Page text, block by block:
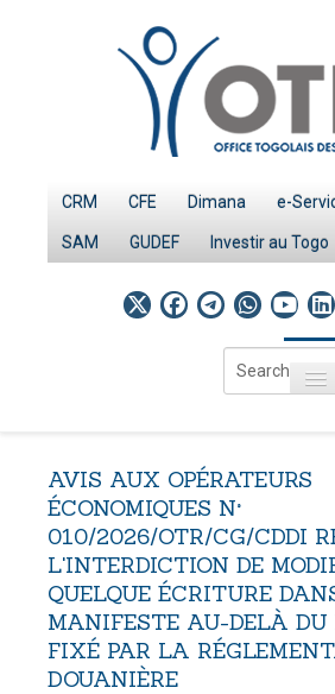
CRM CFE Dimana e-
SAM GUDEF Investir au Togo
Search
...
Le
AVIS AUX OPÉRATEURS
ÉCONOMIQUES N°
010/2026/OTR/CG/CDDI
L'INTERDICTION DE
QUELQUE ÉCRITURE
MANIFESTE AU-DELÀ DU
FIXÉ PAR LA
DOUANIÈRE